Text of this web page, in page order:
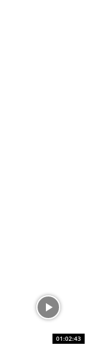
01:02:43